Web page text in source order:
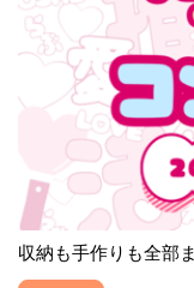
収納も手作りも全部